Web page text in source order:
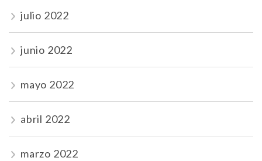
julio 2022
junio 2022
mayo 2022
abril 2022
marzo 2022